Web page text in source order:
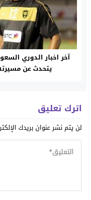
يتحدث عن
اترك تعليق
لن يتم نشر عنوان بريدك